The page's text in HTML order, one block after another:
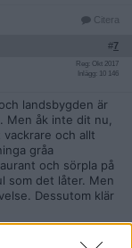
Citera
#7
Reg: Okt 2017
Inlägg: 10 146
landsbygden är
Men åk inte dit nu,
vackrare och allt
gråa
och sörpla på
som det låter. Men
Dessutom klär
Citera